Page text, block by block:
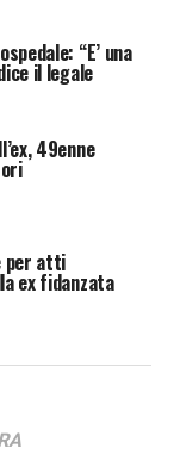
“E’ una
il legale
49enne
per atti
ex fidanzata